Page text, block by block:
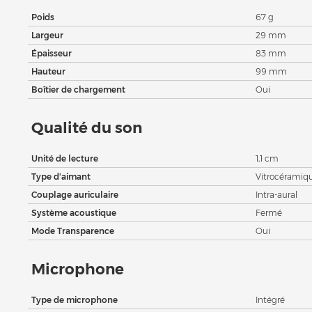
Poids
67 g
Largeur
29 mm
Épaisseur
83 mm
Hauteur
99 mm
Boîtier de chargement
Oui
Qualité du son
Unité de lecture
1,1 cm
Type d'aimant
Couplage auriculaire
Intra-aural
Système acoustique
Fermé
Mode Transparence
Oui
Microphone
Type de microphone Intégré